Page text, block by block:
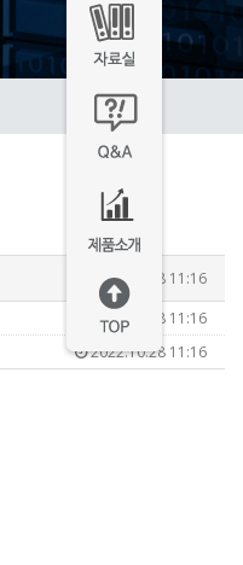
2022.10.28 11:16
2022.10.28 11:16
2022.10.28 11:16